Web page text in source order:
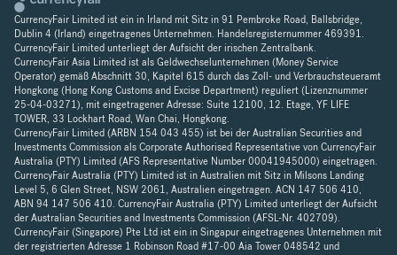
CurrencyFair Limited ist ein in Irland mit Sitz in 91 Pembroke Road, Ballsbridge,
Dublin 4 (Irland) eingetragenes Unternehmen. Handelsregisternummer 469391.
CurrencyFair Limited unterliegt der Aufsicht der irischen Zentralbank.
CurrencyFair Asia Limited ist als Geldwechselunternehmen (Money Service
Operator) gemäß Abschnitt 30, Kapitel 615 durch das Zoll- und Verbrauchsteueramt
Hongkong (Hong Kong Customs and Excise Department) reguliert (Lizenznummer
25-04-03271), mit eingetragener Adresse: Suite 12100, 12. Etage, YF LIFE
TOWER, 33 Lockhart Road, Wan Chai, Hongkong.
CurrencyFair Limited (ARBN 154 043 455) ist bei der Australian Securities and
Investments Commission als Corporate Authorised Representative von CurrencyFair
Australia (PTY) Limited (AFS Representative Number 00041945000) eingetragen.
CurrencyFair Australia (PTY) Limited ist in Australien mit Sitz in Milsons Landing
Level 5, 6 Glen Street, NSW 2061, Australien eingetragen. ACN 147 506 410,
ABN 94 147 506 410. CurrencyFair Australia (PTY) Limited unterliegt der Aufsicht
der Australian Securities and Investments Commission (AFSL-Nr. 402709).
CurrencyFair (Singapore) Pte Ltd ist ein in Singapur eingetragenes Unternehmen mit
der registrierten Adresse 1 Robinson Road #17-00 Aia Tower 048542 und